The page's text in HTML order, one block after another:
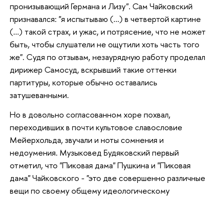
пронизывающий Германа и Лизу". Сам Чайковский
признавался: "я испытываю (...) в четвертой картине
(...) такой страх, и ужас, и потрясение, что не может
быть, чтобы слушатели не ощутили хоть часть того
же". Судя по отзывам, незаурядную работу проделал
дирижер Самосуд, вскрывший такие оттенки
партитуры, которые обычно оставались
затушеванными.
Но в довольно согласованном хоре похвал,
переходивших в почти культовое славословие
Мейерхольда, звучали и ноты сомнения и
недоумения. Музыковед Будяковский первый
отметил, что "Пиковая дама" Пушкина и "Пиковая
дама" Чайковского - "это две совершенно различные
вещи по своему общему идеологическому